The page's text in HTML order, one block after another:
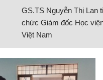
GS.TS Nguyễn Thị Lan
chức Giám đốc Học
Việt Nam